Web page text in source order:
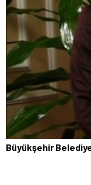
Büyükşehir